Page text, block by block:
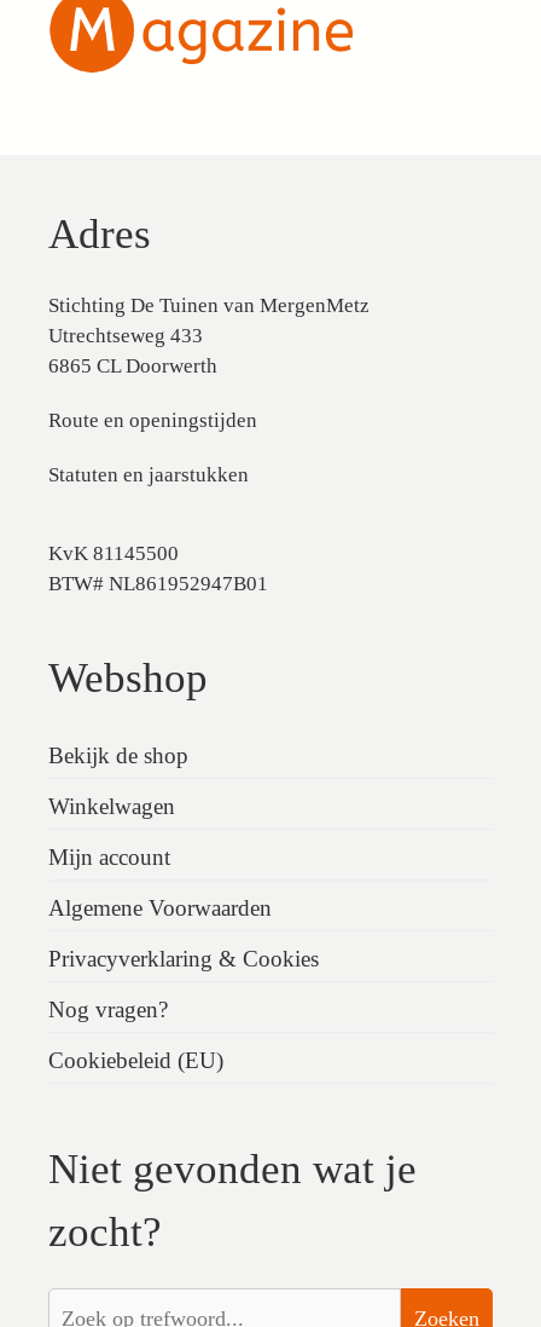
Adres
Stichting De Tuinen van MergenMetz
Utrechtseweg 433
6865 CL Doorwerth
Route en openingstijden
Statuten en jaarstukken
KvK 81145500
BTW# NL861952947B01
Webshop
Bekijk de shop
Winkelwagen
Mijn account
Algemene Voorwaarden
Privacyverklaring & Cookies
Nog vragen?
Cookiebeleid (EU)
Niet gevonden wat je
zocht?
Zoeken